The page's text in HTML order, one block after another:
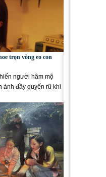
trọn vòng eo con
người hâm mộ
đầy quyến rũ khi